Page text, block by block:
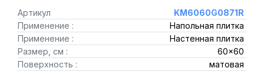
Артикул
KM6060G0871R
Применение :
Напольная плитка
Применение :
Настенная плитка
Размер, см :
60x60
Поверхность :
матовая